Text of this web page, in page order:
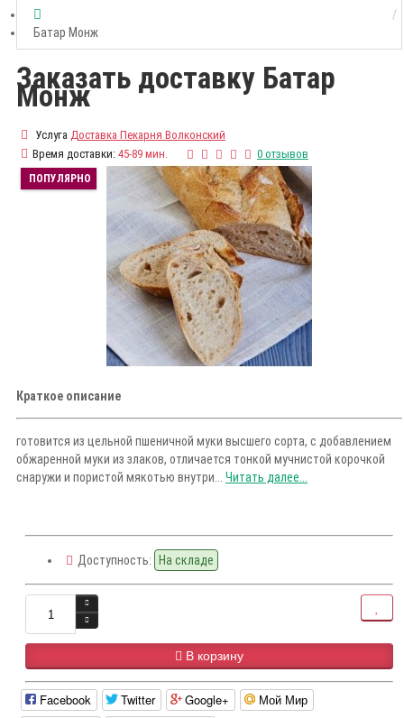
Батар Монж
Заказать доставку Батар
Монж
Услуга Доставка Пекарня Волконский
Время доставки: 45-89 мин. 0 отзывов
ПОПУЛЯРНО
Краткое описание
готовится из цельной пшеничной муки высшего сорта, с добавлением
обжаренной муки из злаков, отличается тонкой мучнистой корочкой
снаружи и пористой мякотью внутри... Читать далее...
Доступность: На складе
В корзину
Facebook Twitter Google+ Мой Мир